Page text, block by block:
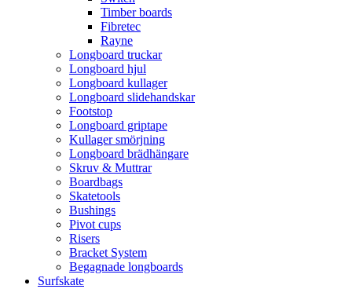
Timber boards
Fibretec
Rayne
Longboard truckar
Longboard hjul
Longboard kullager
Longboard slidehandskar
Footstop
Longboard griptape
Kullager smörjning
Longboard brädhängare
Skruv & Muttrar
Boardbags
Skatetools
Bushings
Pivot cups
Risers
Bracket System
Begagnade longboards
Surfskate